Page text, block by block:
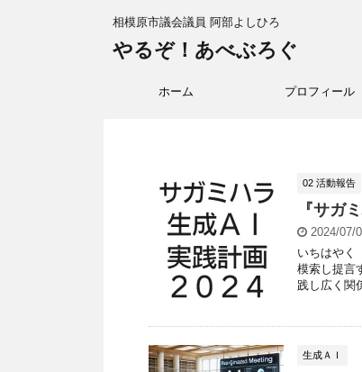
相模原市議会議員 阿部よしひろ
やるぞ！あべぶろぐ
ホーム プロフィール
02 活動報告
『サガ
2024/07/
いちはやく
模索し提言
践し広く関
生成ＡＩ